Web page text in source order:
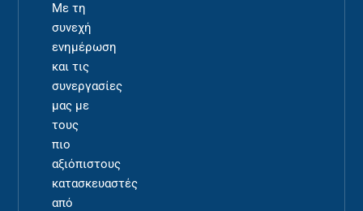
Με τη
συνεχή
ενημέρωση
και τις
συνεργασίες
μας με
τους
πιο
αξιόπιστους
κατασκευαστές
από